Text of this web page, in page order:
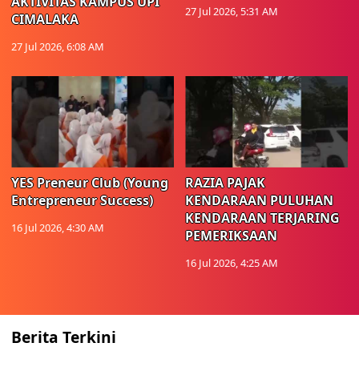
CIMALAKA
27 Jul 2026, 6:08 AM
27 Jul 2026, 5:31 AM
YES Preneur Club (Young
Entrepreneur Success)
16 Jul 2026, 4:30 AM
RAZIA PAJAK
KENDARAAN PULUHAN
KENDARAAN TERJARING
PEMERIKSAAN
16 Jul 2026, 4:25 AM
Berita Terkini